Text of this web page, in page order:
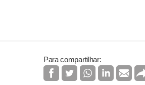
Para compartilhar: